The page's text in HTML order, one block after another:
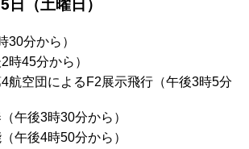
日（土曜日）
30分から）
時45分から）
航空団によるF2展示飛行（午後3時5分
午後3時30分から）
午後4時50分から）